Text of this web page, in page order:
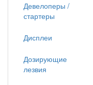
Девелоперы /
стартеры
Дисплеи
Дозирующие
лезвия